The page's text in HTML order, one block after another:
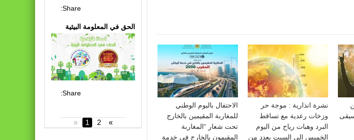
نشرة انذارية : موجة حر
وزخات رعدية مع تساقط
البرد وهبات رياح من اليوم
الخميس إلى السبت بعدد من
الاحتفال باليوم الوطني
للمغاربة المقيمين بالخارج
تحت شعار “المغاربة
المقيمون بالخارج في خدمة
Share:
الحق في المعلومة البيئية
Share:
« 1 2 »